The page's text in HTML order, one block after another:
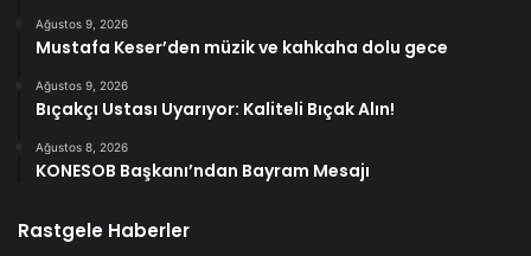
Ağustos 9, 2026
Mustafa Keser’den müzik ve kahkaha dolu gece
Ağustos 9, 2026
Bıçakçı Ustası Uyarıyor: Kaliteli Bıçak Alın!
Ağustos 8, 2026
KONESOB Başkanı’ndan Bayram Mesajı
Rastgele Haberler